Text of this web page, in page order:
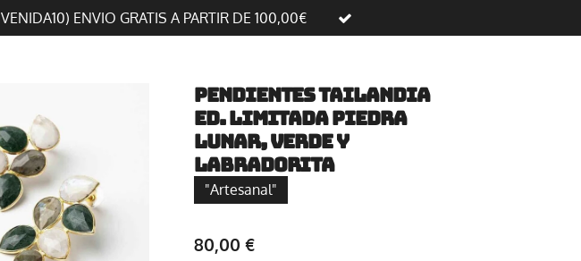
ENVIO GRATIS A PARTIR DE 100,00€
Pendientes Tailandia
Ed. Limitada Piedra
Lunar, Verde y
Labradorita
"Artesanal"
80,00 €